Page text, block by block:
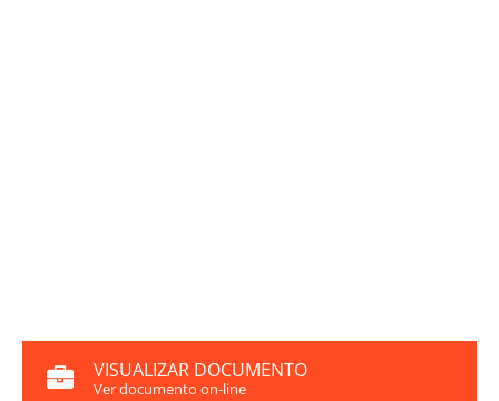
VISUALIZAR DOCUMENTO
Ver documento on-line